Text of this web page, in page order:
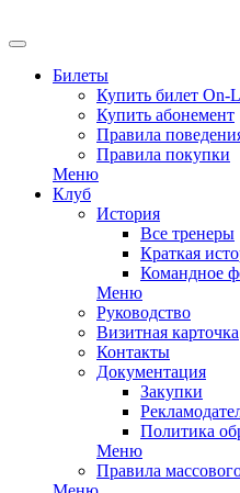
Билеты
Купить билет On-
Купить абонемент
Правила
Правила покупки
Меню
Клуб
История
Все тренеры
Краткая
Командное
Меню
Руководство
Визитная карточка
Контакты
Документация
Закупки
Политика
Меню
Правила